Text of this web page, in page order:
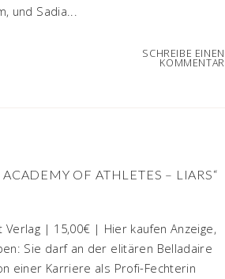
und Sadia...
SCHREIBE EINEN
KOMMENTAR
OF ATHLETES – LIARS“
| 15,00€ | Hier kaufen Anzeige,
Sie darf an der elitären Belladaire
einer Karriere als Profi-Fechterin